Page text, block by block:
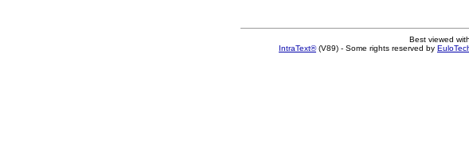
Best viewed
IntraText®(V89) - Some rights reserved by